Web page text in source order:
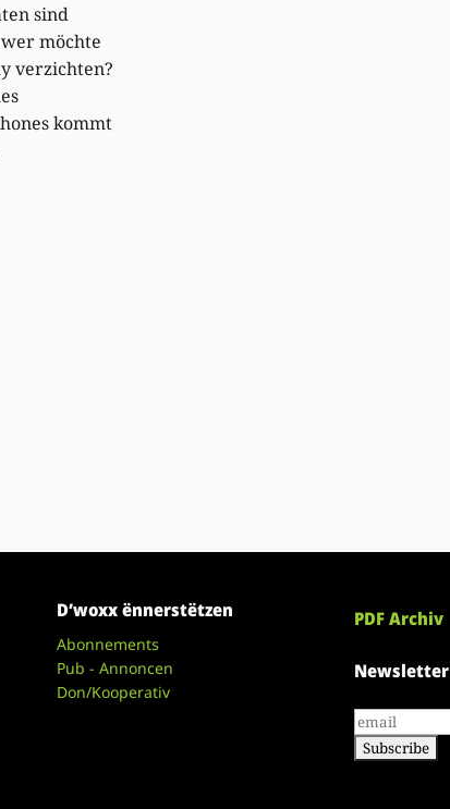
sind
möchte
verzichten?
kommt
D’woxx ënnerstëtzen
Abonnements
Pub - Annoncen
Don/Kooperativ
PDF Archiv
Newsletter